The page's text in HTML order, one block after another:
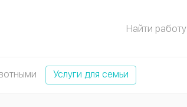
Найти работу
Услуги для семьи